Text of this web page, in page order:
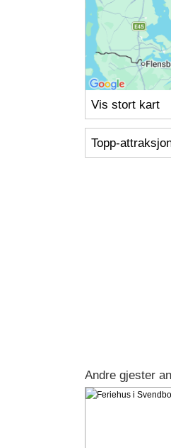
Vis stort kart
Topp-
Andre gjester